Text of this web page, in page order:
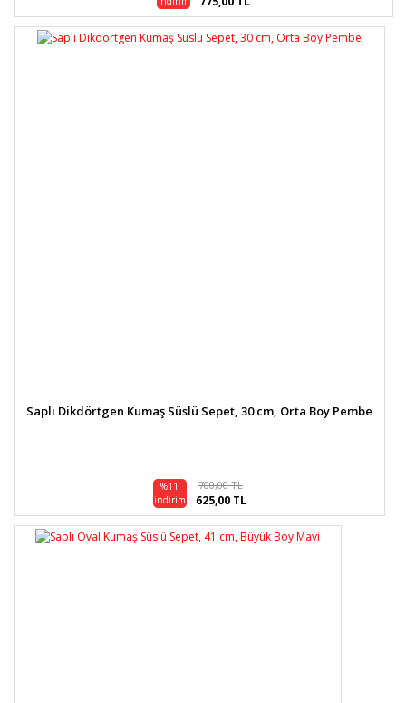
Saplı Dikdörtgen Kumaş Süslü Sepet, 30 cm, Orta Boy Pembe
%11
indirim
700,00 TL
625,00 TL